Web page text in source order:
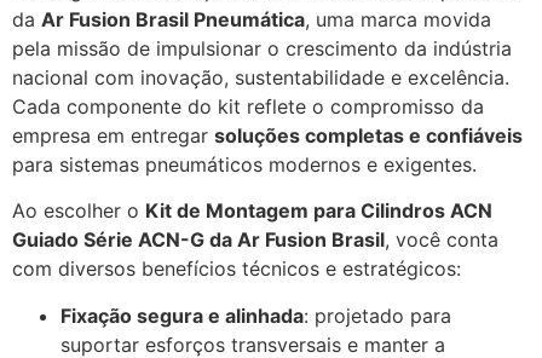
da Ar Fusion Brasil Pneumática, uma marca movida
pela missão de impulsionar o crescimento da indústria
nacional com inovação, sustentabilidade e excelência.
Cada componente do kit reflete o compromisso da
empresa em entregar soluções completas e confiáveis
para sistemas pneumáticos modernos e exigentes.
Ao escolher o Kit de Montagem para Cilindros ACN
Guiado Série ACN-G da Ar Fusion Brasil, você conta
com diversos benefícios técnicos e estratégicos:
Fixação segura e alinhada: projetado para
suportar esforços transversais e manter a